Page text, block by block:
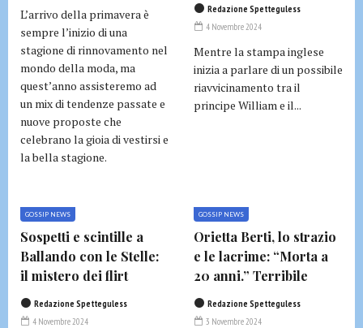
L’arrivo della primavera è
sempre l’inizio di una
stagione di rinnovamento nel
mondo della moda, ma
quest’anno assisteremo ad
un mix di tendenze passate e
nuove proposte che
celebrano la gioia di vestirsi e
la bella stagione.
Redazione Spetteguless
4 Novembre 2024
Mentre la stampa inglese
inizia a parlare di un possibile
riavvicinamento tra il
principe William e il...
GOSSIP NEWS
Sospetti e scintille a
Ballando con le Stelle:
il mistero dei flirt
Redazione Spetteguless
4 Novembre 2024
GOSSIP NEWS
Orietta Berti, lo strazio
e le lacrime: “Morta a
20 anni.” Terribile
Redazione Spetteguless
3 Novembre 2024